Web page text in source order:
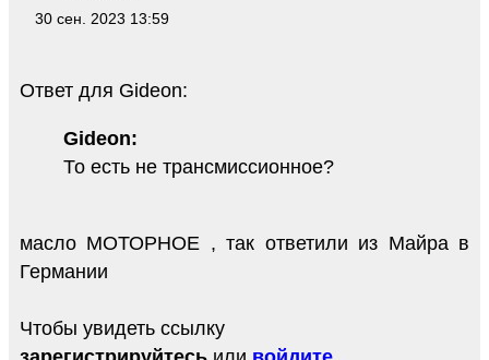
30 сен. 2023 13:59
Ответ для Gideon:
Gideon:
То есть не трансмиссионное?
масло МОТОРНОЕ , так ответили из Майра в
Германии
Чтобы увидеть ссылку